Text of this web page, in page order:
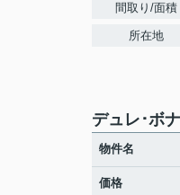
間取り/面積
所在地
デュレ･ボ
物件名
価格